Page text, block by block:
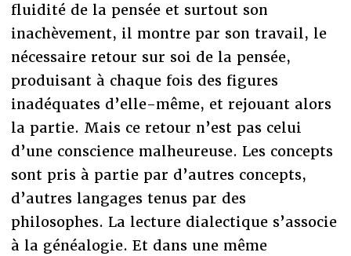
fluidité de la pensée et surtout son
inachèvement, il montre par son travail, le
nécessaire retour sur soi de la pensée,
produisant à chaque fois des figures
inadéquates d’elle-même, et rejouant alors
la partie. Mais ce retour n’est pas celui
d’une conscience malheureuse. Les concepts
sont pris à partie par d’autres concepts,
d’autres langages tenus par des
philosophes. La lecture dialectique s’associe
à la généalogie. Et dans une même